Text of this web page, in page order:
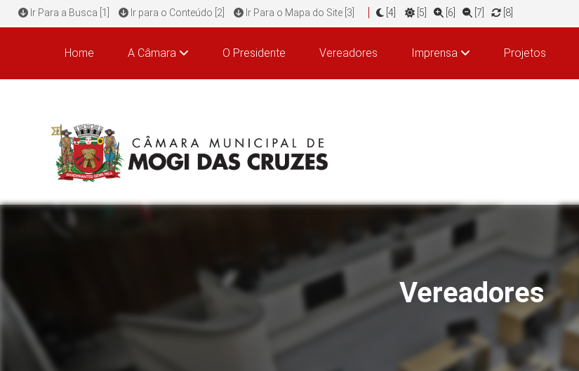
Ir Para a Busca [1] Ir para o Conteúdo [2] Ir Para o Mapa do Site [3] [4] [5] [6] [7] [8]
Home A Câmara O Presidente Vereadores Imprensa Projetos
Vereadores